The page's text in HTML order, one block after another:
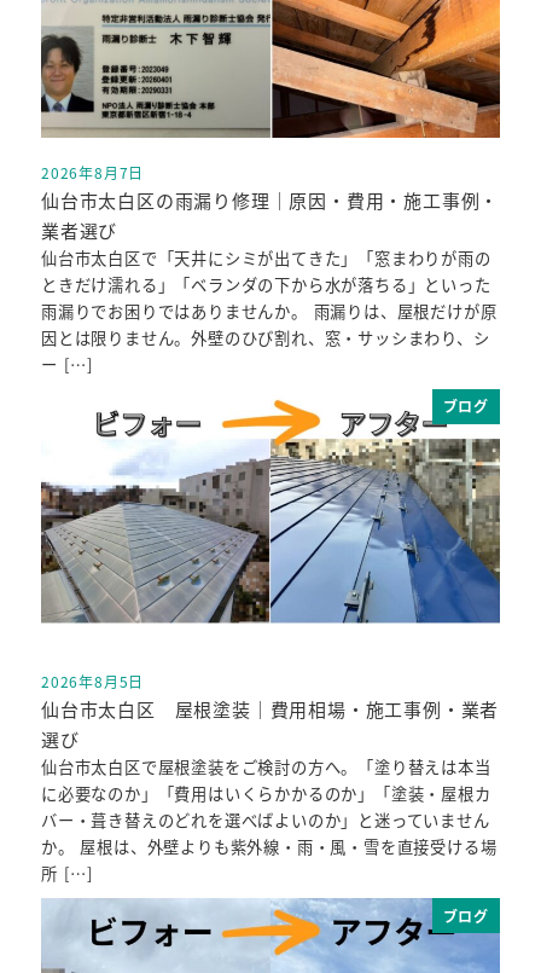
投稿日
2026年8月7日
仙台市太白区の雨漏り修理｜原因・費用・施工事例・
業者選び
仙台市太白区で「天井にシミが出てきた」「窓まわりが雨の
ときだけ濡れる」「ベランダの下から水が落ちる」といった
雨漏りでお困りではありませんか。 雨漏りは、屋根だけが原
因とは限りません。外壁のひび割れ、窓・サッシまわり、シ
ー […]
ブログ
投稿日
2026年8月5日
仙台市太白区 屋根塗装｜費用相場・施工事例・業者
選び
仙台市太白区で屋根塗装をご検討の方へ。「塗り替えは本当
に必要なのか」「費用はいくらかかるのか」「塗装・屋根カ
バー・葺き替えのどれを選べばよいのか」と迷っていません
か。 屋根は、外壁よりも紫外線・雨・風・雪を直接受ける場
所 […]
ブログ